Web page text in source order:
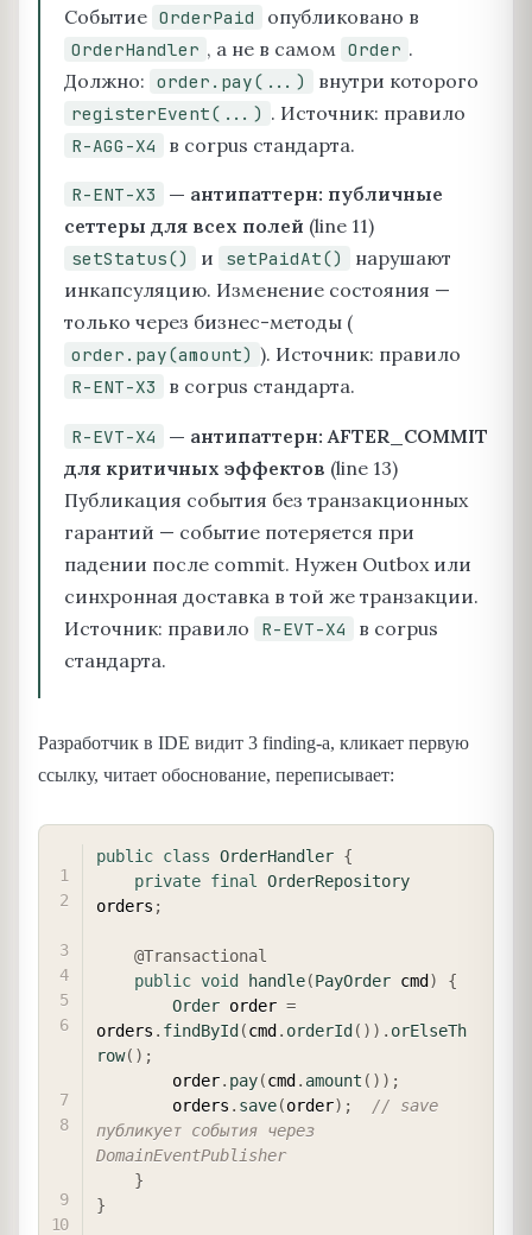
Событие OrderPaid опубликовано в
OrderHandler , а не в самом Order .
Должно: order.pay(...) внутри которого
registerEvent(...) . Источник: правило
R-AGG-X4 в corpus стандарта.
R-ENT-X3
— антипаттерн: публичные
сеттеры для всех полей (line 11)
setStatus() и setPaidAt()
нарушают
инкапсуляцию. Изменение состояния —
только через бизнес-методы (
order.pay(amount) ). Источник: правило
R-ENT-X3 в corpus стандарта.
R-EVT-X4
— антипаттерн: AFTER_COMMIT
для критичных эффектов (line 13)
Публикация события без транзакционных
гарантий — событие потеряется при
падении после commit. Нужен Outbox или
синхронная доставка в той же транзакции.
Источник: правило
R-EVT-X4
в corpus
стандарта.
Разработчик в IDE видит 3 finding-а, кликает первую
ссылку, читает обоснование, переписывает:
public class OrderHandler {
private final OrderRepository
orders ;
@Transactional
public void handle(PayOrder cmd )
{
Order order =
orders . findById (cmd . orderId ( ) ) . orElseTh
row( ) ;
        order
. pay(cmd . amount ( ) ) ;
        orders
. save(order) ;
// save
публикует события через
DomainEventPublisher
}
}